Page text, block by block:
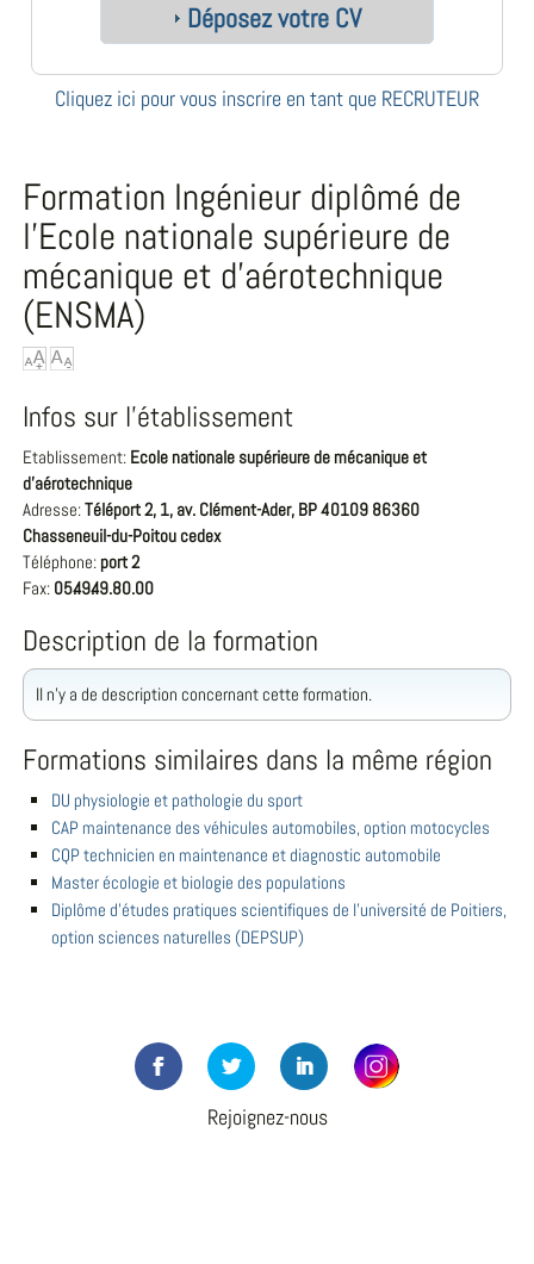
Déposez votre CV
Cliquez ici pour vous inscrire en tant que RECRUTEUR
Formation Ingénieur diplômé de
l'Ecole nationale supérieure de
mécanique et d'aérotechnique
(ENSMA)
Infos sur l'établissement
Etablissement: Ecole nationale supérieure de mécanique et
d'aérotechnique
Adresse:Téléport 2, 1, av. Clément-Ader, BP 40109 86360
Chasseneuil-du-Poitou cedex
Téléphone: port 2
Fax: 05.49.49.80.00
Description de la formation
Il n'y a de description concernant cette formation.
Formations similaires dans la même région
DU physiologie et pathologie du sport
CAP maintenance des véhicules automobiles, option motocycles
CQP technicien en maintenance et diagnostic automobile
Master écologie et biologie des populations
Diplôme d'études pratiques scientifiques de l'université de Poitiers,
option sciences naturelles (DEPSUP)
Rejoignez-nous